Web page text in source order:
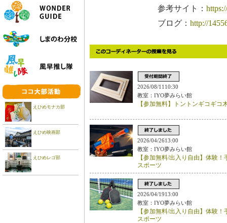
えひめモナカ部
えひめ映画部
えひめレゴ部
参考サイト：
ブログ： http://
2026/08/1110:30
教室：IYO夢みらい館
【参加無料】トントンギコギコ
2026/04/2613:00
教室：IYO夢みらい館
【参加無料/出入り自由】体験
スポーツ
2026/04/1913:00
教室：IYO夢みらい館
【参加無料/出入り自由】体験
スポーツ